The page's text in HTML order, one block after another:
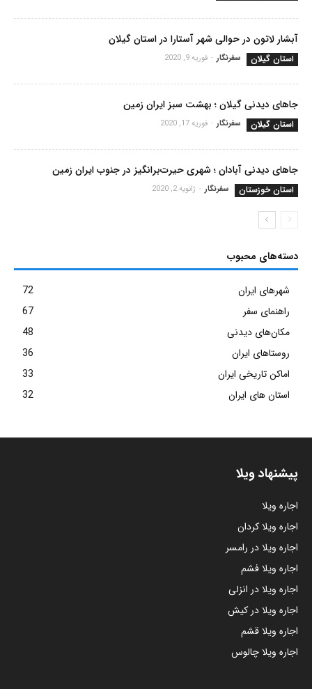
آبشار لاتون در حوالی شهر آستارا در استان گیلان
استان گیلان سفرنگار - فوریه 9, 2020
جاهای دیدنی گیلان ؛ بهشت سبز ایران زمین
استان گیلان سفرنگار - فوریه 17, 2020
جاهای دیدنی آبادان ؛ شهری حیرت‌برانگیز در جنوب ایران زمین
استان خوزستان سفرنگار - ژانویه 2, 2020
دسته‌های محبوب
شهرهای ایران
72
راهنمای سفر
67
مکان‌های دیدنی
48
روستاهای ایران
36
اماکن تاریخی ایران
33
استان های ایران
32
پیشنهاد ویلا
اجاره ویلا
اجاره ویلا کردان
اجاره ویلا در رامسر
اجاره ویلا فشم
اجاره ویلا در انزلی
اجاره ویلا در کیش
اجاره ویلا قشم
اجاره ویلا چالوس